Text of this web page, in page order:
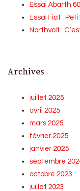
Essai Abarth
Essai Fiat :
Northvolt :
Archives
juillet 2025
avril 2025
mars 2025
février 2025
janvier 2025
septembre
octobre 2023
juillet 2023